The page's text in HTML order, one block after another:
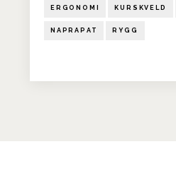
ERGONOMI KURSKVELD
NAPRAPAT RYGG